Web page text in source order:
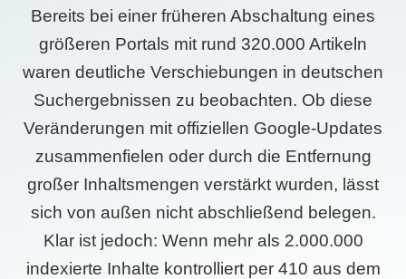
Bereits bei einer früheren Abschaltung eines
größeren Portals mit rund 320.000 Artikeln
waren deutliche Verschiebungen in deutschen
Suchergebnissen zu beobachten. Ob diese
Veränderungen mit offiziellen Google-Updates
zusammenfielen oder durch die Entfernung
großer Inhaltsmengen verstärkt wurden, lässt
sich von außen nicht abschließend belegen.
Klar ist jedoch: Wenn mehr als 2.000.000
indexierte Inhalte kontrolliert per 410 aus dem